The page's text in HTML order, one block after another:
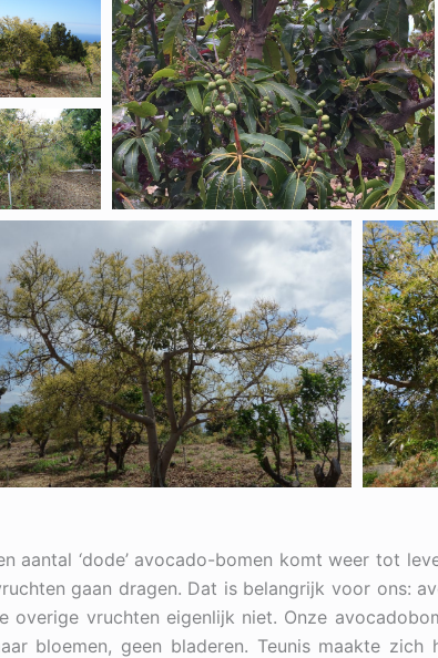
aantal ‘dode’ avocado-bomen komt weer tot
gaan dragen. Dat is belangrijk voor ons:
overige vruchten eigenlijk niet. Onze
bloemen, geen bladeren. Teunis maakte